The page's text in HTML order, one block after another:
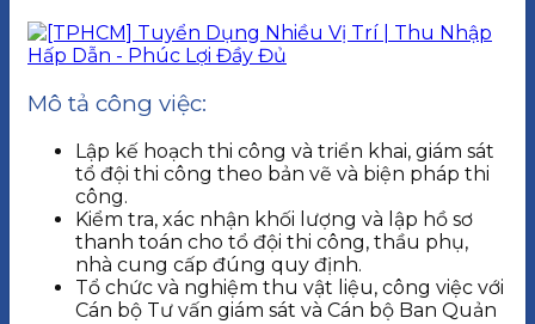
Mô tả công việc:
Lập kế hoạch thi công và triển khai, giám sát
tổ đội thi công theo bản vẽ và biện pháp thi
công.
Kiểm tra, xác nhận khối lượng và lập hồ sơ
thanh toán cho tổ đội thi công, thầu phụ,
nhà cung cấp đúng quy định.
Tổ chức và nghiệm thu vật liệu, công việc với
Cán bộ Tư vấn giám sát và Cán bộ Ban Quản